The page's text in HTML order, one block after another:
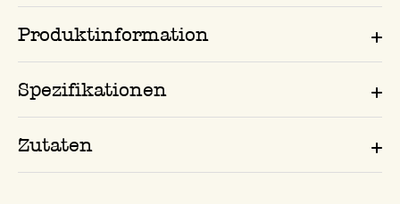
Produktinformation
Spezifikationen
Zutaten